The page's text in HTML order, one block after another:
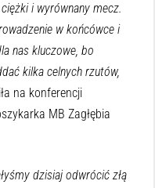
i wyrównany mecz.
w końcówce i
nas kluczowe, bo
kilka celnych rzutów,
na konferencji
MB Zagłębia
dzisiaj odwrócić złą